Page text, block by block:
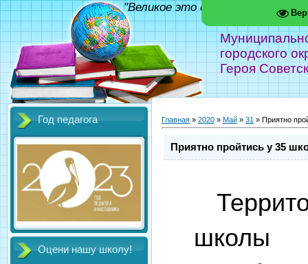
городского
Героя
"Великое это дело - школа!"
Год педагога
Оцени нашу школу!
Главная » 2020 » Май » 31 » Приятно
Приятно пройтись у 35
школы